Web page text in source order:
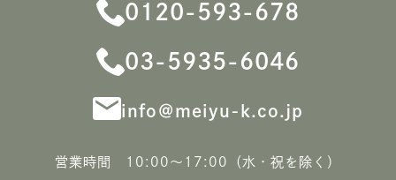
0120-593-678
03-5935-6046
info＠meiyu-k.co.jp
営業時間 10:00〜17:00（水・祝を除く）